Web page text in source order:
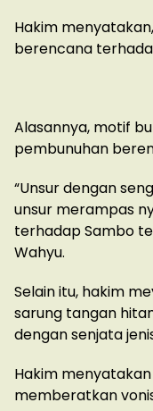
Hakim
berencana
Alasannya, motif
pembunuhan
“Unsur dengan
unsur merampas
terhadap Sambo
Wahyu.
Selain itu, hakim
sarung tangan
dengan senjata
Hakim
memberatkan